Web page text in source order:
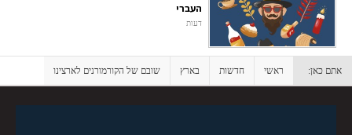
העברי
דעות
אתם כאן: ראשי חדשות בארץ שובם של הקורמורנים לארצינו